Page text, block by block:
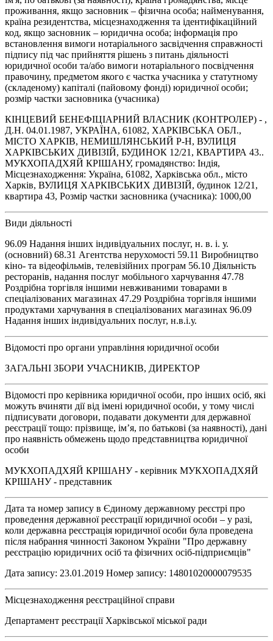
проживання, якщо засновник – фізична особа; найменування,
країна резидентства, місцезнаходження та ідентифікаційний
код, якщо засновник – юридична особа; інформація про
встановлення вимоги нотаріального засвідчення справжності
підпису під час прийняття рішень з питань діяльності
юридичної особи та/або вимоги нотаріального посвідчення
правочину, предметом якого є частка учасника у статутному
(складеному) капіталі (пайовому фонді) юридичної особи;
розмір частки засновника (учасника)
КІНЦЕВИЙ БЕНЕФІЦІАРНИЙ ВЛАСНИК (КОНТРОЛЕР) - ,
Д.Н. 04.01.1987, УКРАЇНА, 61082, ХАРКІВСЬКА ОБЛ.,
МІСТО ХАРКІВ, НЕМИШЛЯНСЬКИЙ Р-Н, ВУЛИЦЯ
ХАРКІВСЬКИХ ДИВІЗІЙ, БУДИНОК 12/21, КВАРТИРА 43..
МУКХОПАДХЯЙ КРІШАНУ, громадянство: Індія,
Місцезнаходження: Україна, 61082, Харківська обл., місто
Харків, ВУЛИЦЯ ХАРКІВСЬКИХ ДИВІЗІЙ, будинок 12/21,
квартира 43, Розмір частки засновника (учасника): 1000,00
Види діяльності
96.09 Надання інших індивідуальних послуг, н. в. і. у.
(основний) 68.31 Агентства нерухомості 59.11 Виробництво
кіно- та відеофільмів, телевізійних програм 56.10 Діяльність
ресторанів, надання послуг мобільного харчування 47.78
Роздрібна торгівля іншими невживаними товарами в
спеціалізованих магазинах 47.29 Роздрібна торгівля іншими
продуктами харчування в спеціалізованих магазинах 96.09
Надання інших індивідуальних послуг, н.в.і.у.
Відомості про органи управління юридичної особи
ЗАГАЛЬНІ ЗБОРИ УЧАСНИКІВ, ДИРЕКТОР
Відомості про керівника юридичної особи, про інших осіб, які
можуть вчиняти дії від імені юридичної особи, у тому числі
підписувати договори, подавати документи для державної
реєстрації тощо: прізвище, ім’я, по батькові (за наявності), дані
про наявність обмежень щодо представництва юридичної
особи
МУКХОПАДХЯЙ КРІШАНУ - керівник МУКХОПАДХЯЙ
КРІШАНУ - представник
Дата та номер запису в Єдиному державному реєстрі про
проведення державної реєстрації юридичної особи – у разі,
коли державна реєстрація юридичної особи була проведена
після набрання чинності Законом України "Про державну
реєстрацію юридичних осіб та фізичних осіб-підприємців"
Дата запису: 23.01.2019 Номер запису: 14801020000079535
Місцезнаходження реєстраційної справи
Департамент реєстрації Харківської міської ради